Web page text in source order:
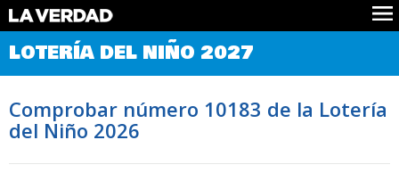
Comprobar Loteria del Niño
Premios
Noticias
Datos
Historia
LOTERÍA DEL NIÑO 2027
Comprobar número 10183 de la Lotería
del Niño 2026